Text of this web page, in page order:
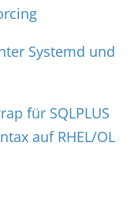
Systemd und
für SQLPLUS
auf RHEL/OL